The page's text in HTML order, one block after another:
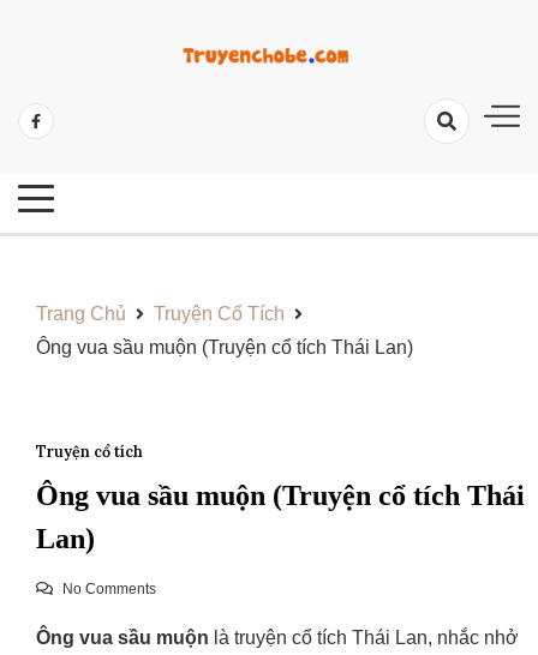
Những Câu Truyện Hay Cho Bé
Trang Chủ
Truyện Cổ Tích
Ông vua sầu muộn (Truyện cổ tích Thái Lan)
Truyện cổ tích
Ông vua sầu muộn (Truyện cổ tích Thái
Lan)
No Comments
Ông vua sầu muộn là truyện cổ tích Thái Lan, nhắc nhở